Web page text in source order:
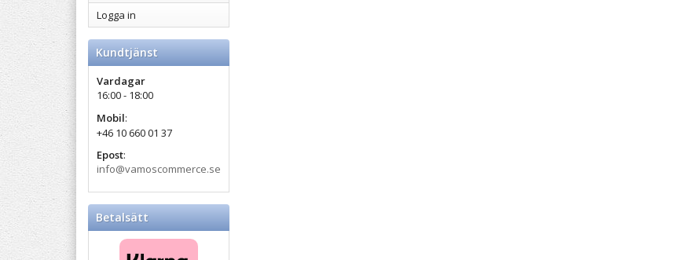
Logga in
Kundtjänst
Vardagar
16:00 - 18:00
Mobil:
+46 10 660 01 37
Epost:
info@vamoscommerce.se
Betalsätt